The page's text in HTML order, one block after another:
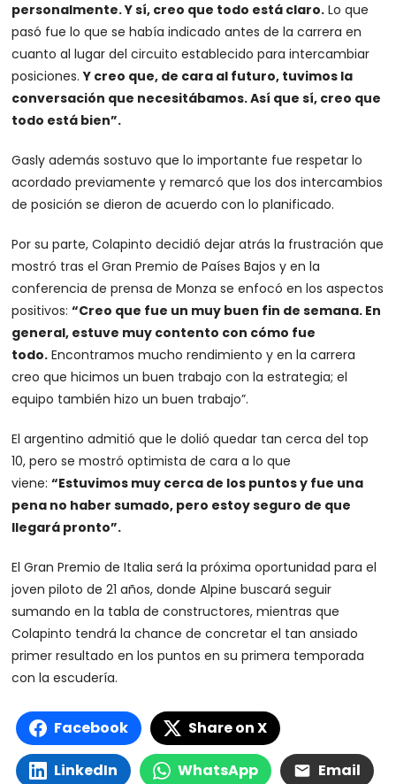
personalmente. Y sí, creo que todo está claro. Lo que
pasó fue lo que se había indicado antes de la carrera en
cuanto al lugar del circuito establecido para intercambiar
posiciones.Y creo que, de cara al futuro, tuvimos la
conversación que necesitábamos. Así que sí, creo que
todo está bien”.
Gasly además sostuvo que lo importante fue respetar lo
acordado previamente y remarcó que los dos intercambios
de posición se dieron de acuerdo con lo planificado.
Por su parte, Colapinto decidió dejar atrás la frustración que
mostró tras el Gran Premio de Países Bajos y en la
conferencia de prensa de Monza se enfocó en los aspectos
positivos:“Creo que fue un muy buen fin de semana. En
general, estuve muy contento con cómo fue
todo. Encontramos mucho rendimiento y en la carrera
creo que hicimos un buen trabajo con la estrategia; el
equipo también hizo un buen trabajo”.
El argentino admitió que le dolió quedar tan cerca del top
10, pero se mostró optimista de cara a lo que
viene:“Estuvimos muy cerca de los puntos y fue una
pena no haber sumado, pero estoy seguro de que
llegará pronto”.
El Gran Premio de Italia será la próxima oportunidad para el
joven piloto de 21 años, donde Alpine buscará seguir
sumando en la tabla de constructores, mientras que
Colapinto tendrá la chance de concretar el tan ansiado
primer resultado en los puntos en su primera temporada
con la escudería.
Facebook Share on X
LinkedIn WhatsApp Email